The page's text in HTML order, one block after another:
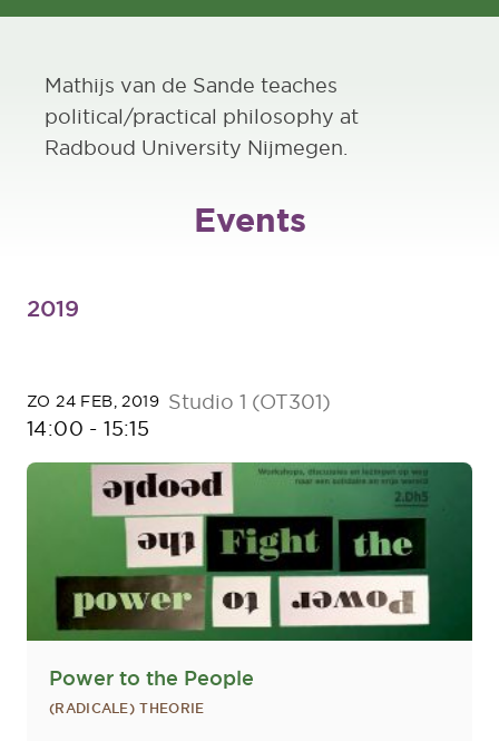
Mathijs van de Sande teaches
political/practical philosophy at
Radboud University Nijmegen.
Events
2019
ZO 24 FEB, 2019
14:00 -15:15
Studio 1 (OT301)
Power to the People
(RADICALE) THEORIE